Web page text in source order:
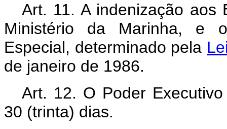
Art. 11. A indenização aos
Ministério da Marinha, e
Especial, determinado pela
de janeiro de 1986.
Art. 12. O Poder
30 (trinta) dias.